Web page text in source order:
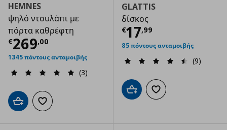
HEMNES
ψηλό ντουλάπι με
πόρτα καθρέφτη
€269,00
Τρέχουσα τιμή € 269,00
1345 πόντους ανταμοιβής
(3)
Προσθήκη στο καλάθι
Προσθήκη στα αγαπημένα
GLATTIS
δίσκος
€17,99
Τρέχουσα
85 πόντους ανταμοιβής
(9)
Προσθήκη στο καλάθι
Προσθήκη στα